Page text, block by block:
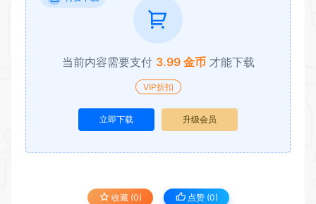
当前内容需要支付 3.99 金币 才能下载
VIP折扣
立即下载 升级会员
收藏 (0) 点赞 (0)